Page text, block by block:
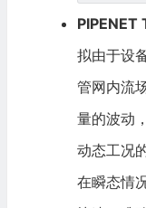
拟由于设
管网内流
量的波动
动态工况
在瞬态情